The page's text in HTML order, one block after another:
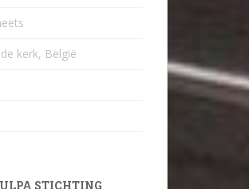
kerk, België
STICHTING